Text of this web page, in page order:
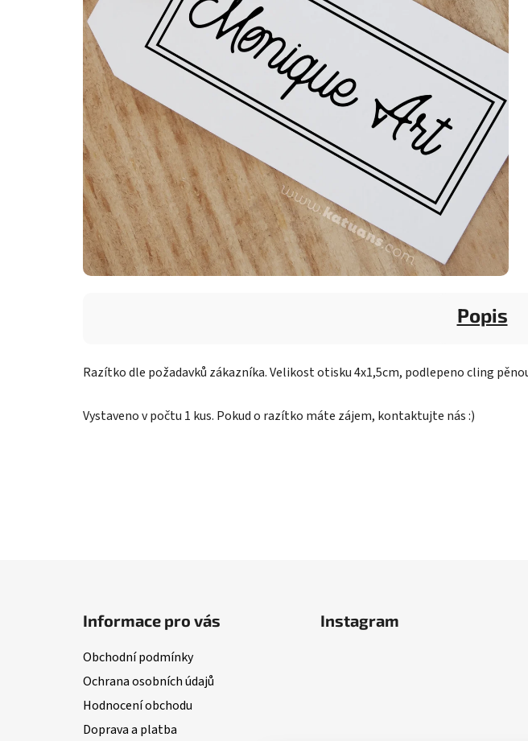
Popis
Razítko dle požadavků zákazníka. Velikost otisku 4x1,5cm, podlepeno cling
Vystaveno v počtu 1 kus. Pokud o razítko máte zájem, kontaktujte nás :)
Informace pro vás
Obchodní podmínky
Ochrana osobních údajů
Hodnocení obchodu
Doprava a platba
Instagram